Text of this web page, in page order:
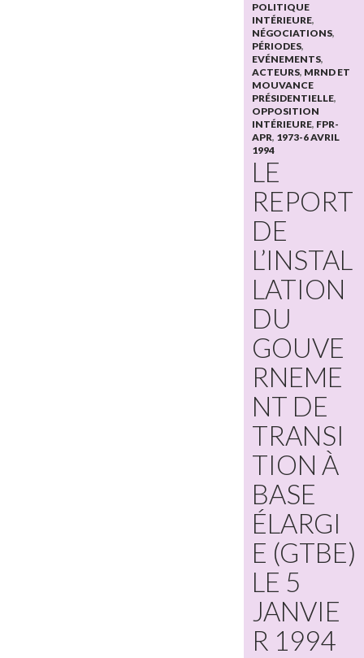
POLITIQUE
INTÉRIEURE,
NÉGOCIATIONS,
PÉRIODES,
EVÉNEMENTS,
ACTEURS, MRND ET
MOUVANCE
PRÉSIDENTIELLE,
OPPOSITION
INTÉRIEURE, FPR-
APR, 1973-6 AVRIL
1994
LE
REPORT
DE
L’INSTAL
LATION
DU
GOUVE
RNEME
NT DE
TRANSI
TION À
BASE
ÉLARGI
E (GTBE)
LE 5
JANVIE
R 1994